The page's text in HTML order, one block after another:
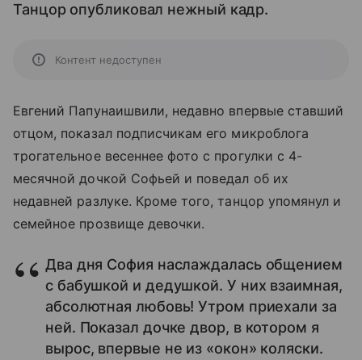
Танцор опубликовал нежный кадр.
Контент недоступен
Евгений Папунаишвили, недавно впервые ставший
отцом, показал подписчикам его микроблога
трогательное весеннее фото с прогулки с 4-
месячной дочкой Софьей и поведал об их
недавней разлуке. Кроме того, танцор упомянул и
семейное прозвище девочки.
Два дня София наслаждалась общением
с бабушкой и дедушкой. У них взаимная,
абсолютная любовь! Утром приехали за
ней. Показал дочке двор, в котором я
вырос, впервые не из «окон» коляски.